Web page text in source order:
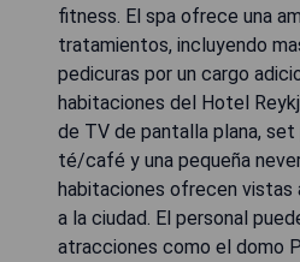
fitness. El spa ofrece una
tratamientos, incluyendo
pedicuras por un cargo
habitaciones del Hotel
de TV de pantalla plana, set
té/café y una pequeña
habitaciones ofrecen vistas
a la ciudad. El personal
atracciones como el domo